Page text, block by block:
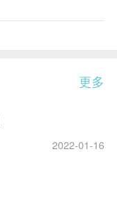
更多
2022-01-16